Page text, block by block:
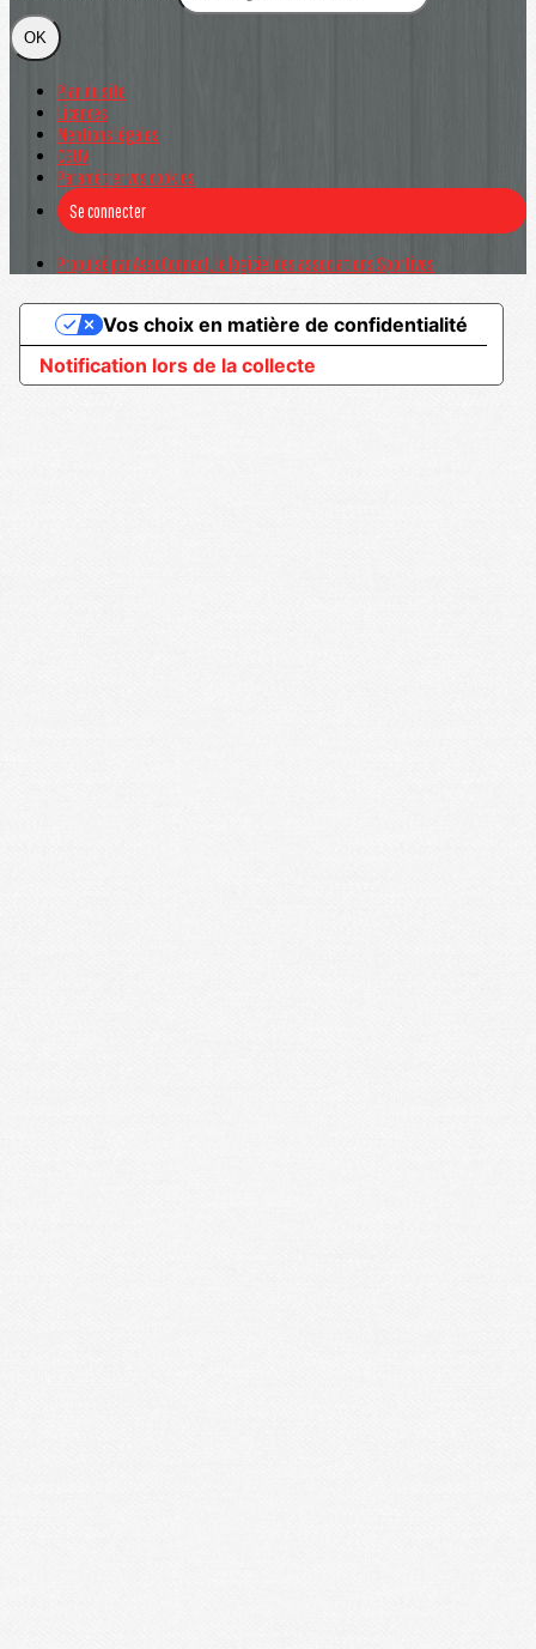
OK
Plan du site
Licences
Mentions légales
CGUV
Paramétrer vos cookies
Se connecter
Propulsé par AssoConnect, le logiciel des associations Sportives
Notification lors de la collecte
Vos choix en matière de confidentialité